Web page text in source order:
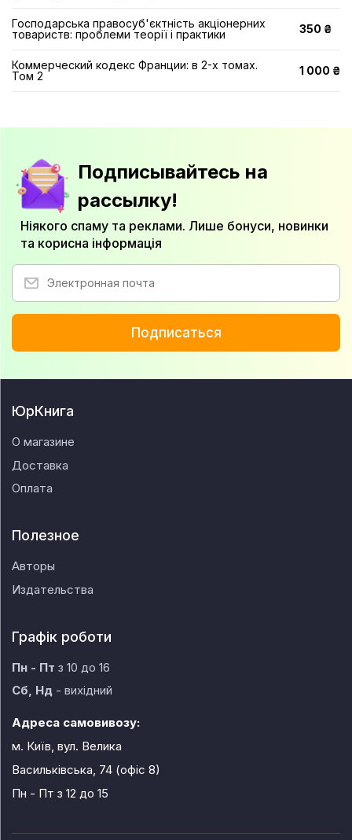
Господарська правосуб'єктність акціонерних
товариств: проблеми теорії і практики
350 ₴
Коммерческий кодекс Франции: в 2-х томах.
Том 2
1 000 ₴
Подписывайтесь на
рассылку!
Ніякого спаму та реклами. Лише бонуси, новинки
та корисна інформація
Подписаться
ЮрКнига
О магазине
Доставка
Оплата
Полезное
Авторы
Издательства
Графік роботи
Пн - Пт з 10 до 16
Сб, Нд - вихідний
Адреса самовивозу:
м. Київ, вул. Велика
Васильківська, 74 (офіс 8)
Пн - Пт з 12 до 15